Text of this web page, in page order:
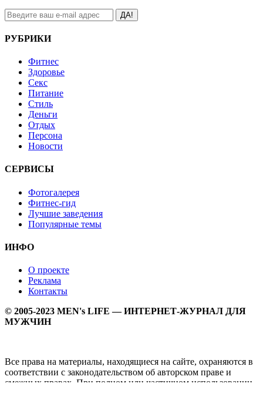
ДА!
РУБРИКИ
Фитнес
Здоровье
Секс
Питание
Стиль
Деньги
Отдых
Персона
Новости
СЕРВИСЫ
Фотогалерея
Фитнес-гид
Лучшие заведения
Популярные темы
ИНФО
О проекте
Реклама
Контакты
© 2005-2023 MEN's LIFE — ИНТЕРНЕТ-ЖУРНАЛ ДЛЯ
МУЖЧИН
Все права на материалы, находящиеся на сайте, охраняются в
соответствии с законодательством об авторском праве и
смежных правах. При полном или частичном использовании